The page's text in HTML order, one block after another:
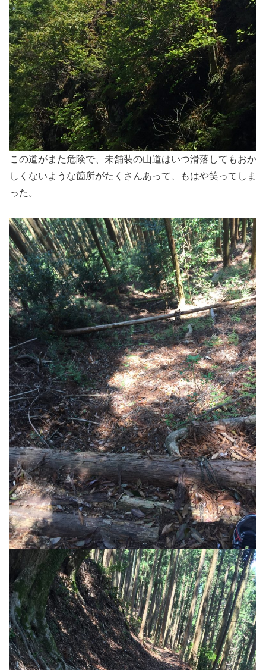
この道がまた危険で、未舗装の山道はいつ滑落してもおか
しくないような箇所がたくさんあって、もはや笑ってしま
った。